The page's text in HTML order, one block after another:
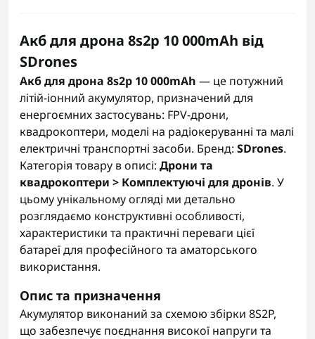
Акб для дрона 8s2p 10 000mAh від
SDrones
Акб для дрона 8s2p 10 000mAh — це потужний
літій-іонний акумулятор, призначений для
енергоємних застосувань: FPV-дрони,
квадрокоптери, моделі на радіокеруванні та малі
електричні транспортні засоби. Бренд: SDrones.
Категорія товару в описі: Дрони та
квадрокоптери > Комплектуючі для дронів. У
цьому унікальному огляді ми детально
розглядаємо конструктивні особливості,
характеристики та практичні переваги цієї
батареї для професійного та аматорського
використання.
Опис та призначення
Акумулятор виконаний за схемою збірки 8S2P,
що забезпечує поєднання високої напруги та